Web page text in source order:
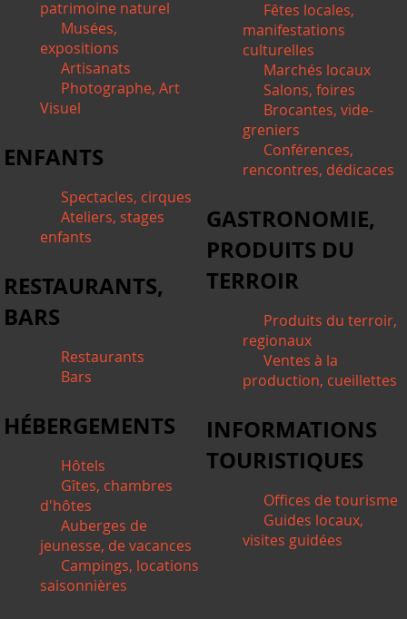
patrimoine naturel
Musées,
expositions
Artisanats
Photographe, Art
Visuel
Fêtes locales,
manifestations
culturelles
Marchés locaux
Salons, foires
Brocantes, vide-
greniers
Conférences,
rencontres, dédicaces
ENFANTS
Spectacles, cirques
Ateliers, stages
enfants
GASTRONOMIE,
PRODUITS DU
TERROIR
Produits du terroir,
regionaux
Ventes à la
production, cueillettes
RESTAURANTS,
BARS
Restaurants
Bars
HÉBERGEMENTS
Hôtels
Gîtes, chambres
d'hôtes
Auberges de
jeunesse, de vacances
Campings, locations
saisonnières
INFORMATIONS
TOURISTIQUES
Offices de tourisme
Guides locaux,
visites guidées